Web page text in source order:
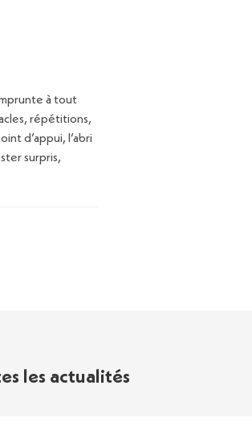
à tout
répétitions,
d’appui, l’abri
surpris,
les actualités